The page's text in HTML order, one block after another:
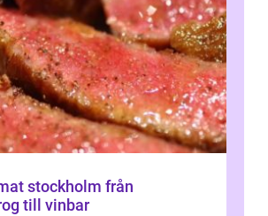
stockholm från
till vinbar